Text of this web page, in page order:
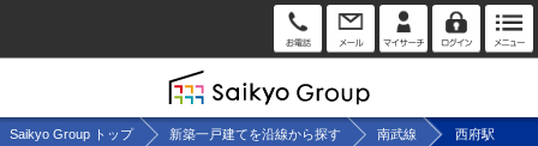
Saikyo Group トップ 新築一戸建てを沿線から探す 南武線 西府駅